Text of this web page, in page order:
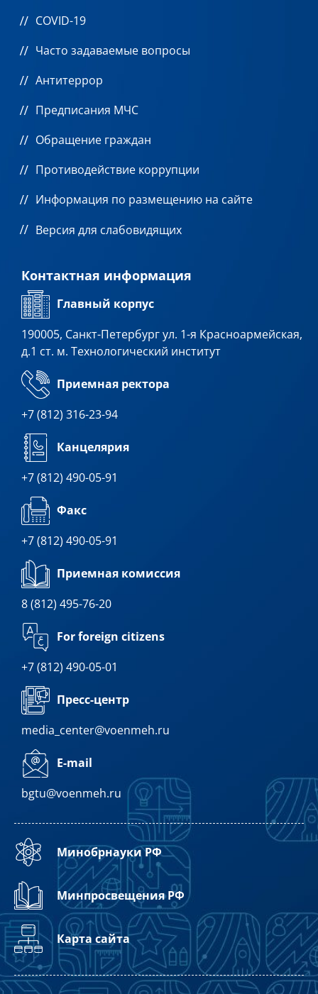
COVID-19
Часто задаваемые вопросы
Антитеррор
Предписания МЧС
Обращение граждан
Противодействие коррупции
Информация по размещению на сайте
Версия для слабовидящих
Контактная информация
Главный корпус
190005, Санкт-Петербург ул. 1-я Красноармейская,
д.1 ст. м. Технологический институт
Приемная ректора
+7 (812) 316-23-94
Канцелярия
+7 (812) 490-05-91
Факс
+7 (812) 490-05-91
Приемная комиссия
8 (812) 495-76-20
For foreign citizens
+7 (812) 490-05-01
Пресс-центр
media_center@voenmeh.ru
E-mail
bgtu@voenmeh.ru
Минобрнауки РФ
Минпросвещения РФ
Карта сайта